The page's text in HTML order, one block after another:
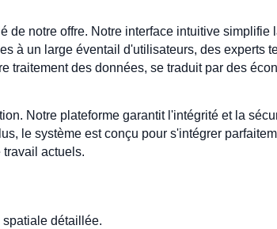
de notre offre. Notre interface intuitive
à un large éventail d'utilisateurs, des experts
traitement des données, se traduit par des
Notre plateforme garantit l'intégrité et la
le système est conçu pour s'intégrer
actuels.
spatiale détaillée.